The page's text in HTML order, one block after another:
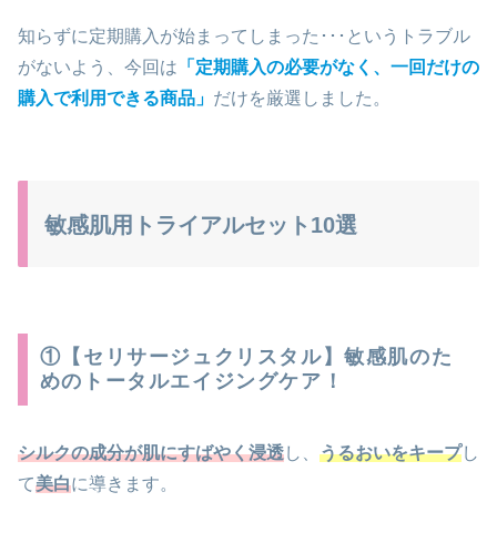
知らずに定期購入が始まってしまった･･･というトラブル
がないよう、今回は 「定期購入の必要がなく、一回だけの
購入で利用できる商品」 だけを厳選しました。
敏感肌用トライアルセット10選
①【セリサージュクリスタル】敏感肌のた
めのトータルエイジングケア！
シルクの成分が肌にすばやく浸透し、 うるおいをキープし
て美白に導きます。